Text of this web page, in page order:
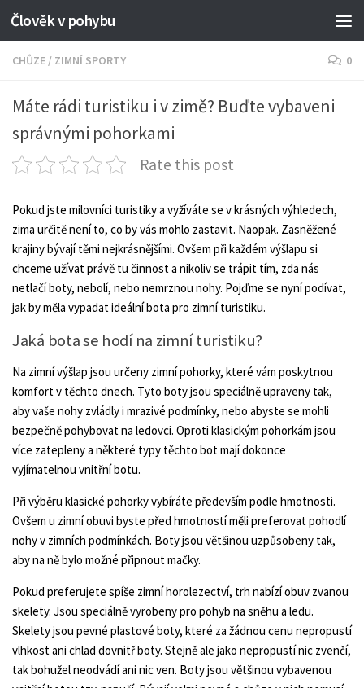
Člověk v pohybu
CHŮZE / ZIMNÍ SPORTY 0
Máte rádi turistiku i v zimě? Buďte vybaveni
správnými pohorkami
Rate this post
Pokud jste milovníci turistiky a vyžíváte se v krásných výhledech,
zima určitě není to, co by vás mohlo zastavit. Naopak. Zasněžené
krajiny bývají těmi nejkrásnějšími. Ovšem při každém výšlapu si
chceme užívat právě tu činnost a nikoliv se trápit tím, zda nás
netlačí boty, nebolí, nebo nemrznou nohy. Pojďme se nyní podívat,
jak by měla vypadat ideální bota pro zimní turistiku.
Jaká bota se hodí na zimní turistiku?
Na zimní výšlap jsou určeny zimní pohorky, které vám poskytnou
komfort v těchto dnech. Tyto boty jsou speciálně upraveny tak,
aby vaše nohy zvládly i mrazivé podmínky, nebo abyste se mohli
bezpečně pohybovat na ledovci. Oproti klasickým pohorkám jsou
více zatepleny a některé typy těchto bot mají dokonce
vyjímatelnou vnitřní botu.
Při výběru klasické pohorky vybíráte především podle hmotnosti.
Ovšem u zimní obuvi byste před hmotností měli preferovat pohodlí
nohy v zimních podmínkách. Boty jsou většinou uzpůsobeny tak,
aby na ně bylo možné připnout mačky.
Pokud preferujete spíše zimní horolezectví, trh nabízí obuv zvanou
skelety. Jsou speciálně vyrobeny pro pohyb na sněhu a ledu.
Skelety jsou pevné plastové boty, které za žádnou cenu nepropustí
vlhkost ani chlad dovnitř boty. Stejně ale jako nepropustí nic zvenčí,
tak bohužel neodvádí ani nic ven. Boty jsou většinou vybavenou